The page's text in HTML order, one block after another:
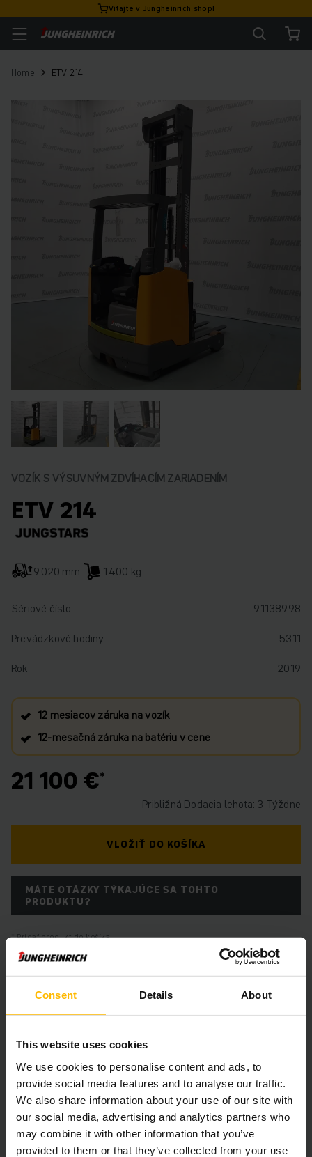
Consent Details About
This website uses cookies
We use cookies to personalise content and ads, to
provide social media features and to analyse our traffic.
We also share information about your use of our site with
our social media, advertising and analytics partners who
may combine it with other information that you’ve
provided to them or that they’ve collected from your use
Vitajte v Jungheinrich shop!
Home ETV 214
VOZÍK S VÝSUVNÝM ZDVÍHACÍM ZARIADENÍM
ETV 214
9.020 mm 1.400 kg
Sériové číslo
91138998
Prevádzkové hodiny
5311
Rok
2019
12 mesiacov záruka na vozík
12‑mesačná záruka na batériu v cene
21 100 €
Približná Dodacia lehota: 3 Týždne
VLOŽIŤ DO KOŠÍKA
MÁTE OTÁZKY TÝKAJÚCE SA TOHTO
PRODUKTU?
Pridať produkt do košíka
Informácie o výrobku
špecifikácií a vybavenia vozidla.
Technické údaje
Batéria
Oloveno-kyselinová, 48 V /
775 Ah